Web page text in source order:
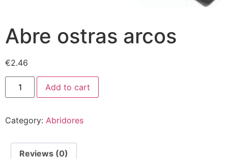
Abre ostras arcos
€2.46
Add to cart
Category: Abridores
Reviews (0)